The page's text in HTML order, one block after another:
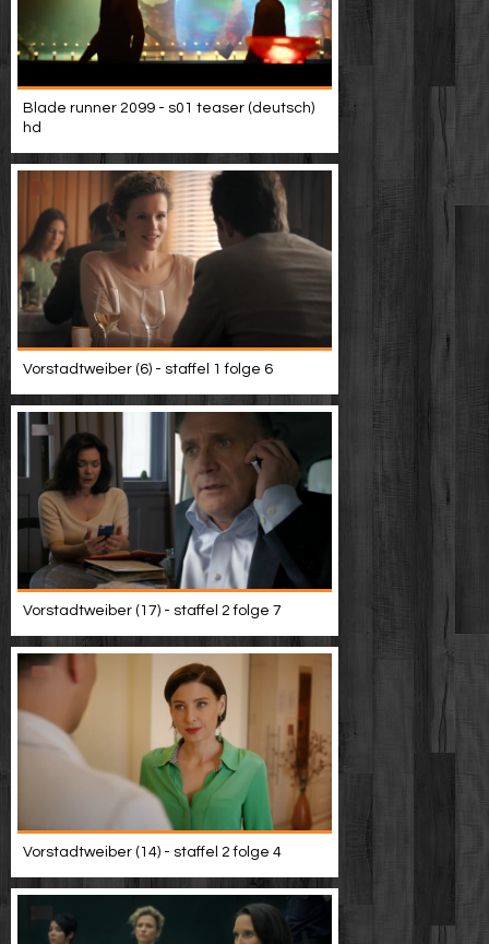
Blade runner 2099 - s01 teaser (deutsch)
hd
Vorstadtweiber (6) - staffel 1 folge 6
Vorstadtweiber (17) - staffel 2 folge 7
Vorstadtweiber (14) - staffel 2 folge 4